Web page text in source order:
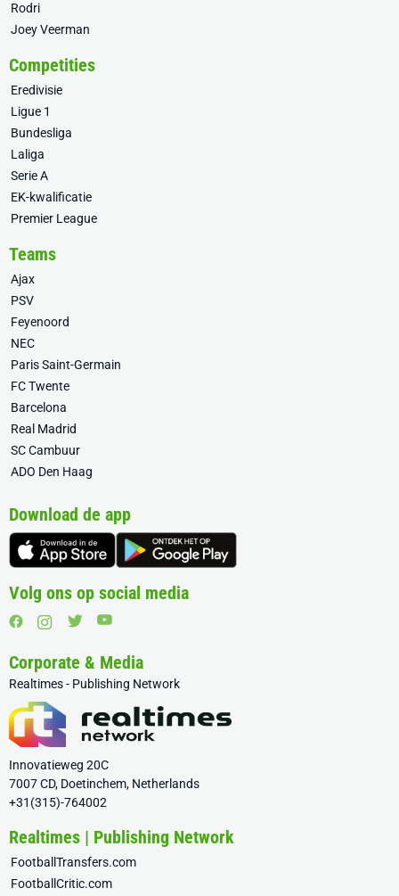
Rodri
Joey Veerman
Competities
Eredivisie
Ligue 1
Bundesliga
Laliga
Serie A
EK-kwalificatie
Premier League
Teams
Ajax
PSV
Feyenoord
NEC
Paris Saint-Germain
FC Twente
Barcelona
Real Madrid
SC Cambuur
ADO Den Haag
Download de app
Volg ons op social media
Corporate & Media
Realtimes - Publishing Network
Innovatieweg 20C
7007 CD, Doetinchem, Netherlands
+31(315)-764002
Realtimes | Publishing Network
FootballTransfers.com
FootballCritic.com